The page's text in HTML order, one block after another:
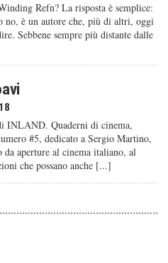
Refn? La risposta è semplice:
no, è un autore che, più di altri, oggi
Sebbene sempre più distante dalle
INLAND. Quaderni di cinema,
#5, dedicato a Sergio Martino,
da aperture al cinema italiano, al
che possano anche [...]